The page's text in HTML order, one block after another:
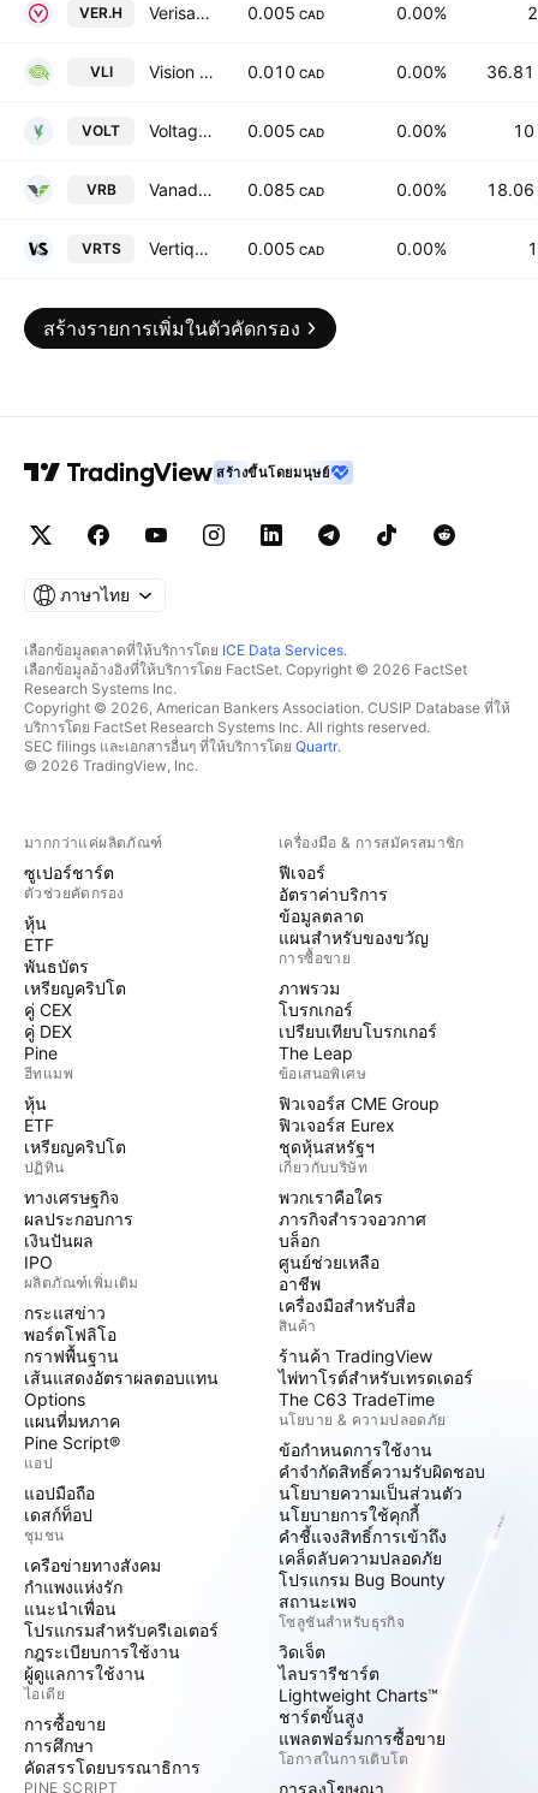
VER.H Verisante Technology, Inc. 0.005 CAD 0.00%
VLI Vision Lithium, Inc. 0.010 CAD 0.00% 36.81
VOLT Voltage Metals Corp 0.005 CAD 0.00% 10
VRB Vanadiumcorp Resource Inc 0.085 CAD 0.00% 18.06
VRTS Vertiqal Studios Corp 0.005 CAD 0.00%
สร้างรายการเพิ่มในตัวคัดกรอง
สร้างขึ้นโดยมนุษย์
ภาษาไทย
เลือกข้อมูลตลาดที่ให้บริการโดย ICE Data Services.
เลือกข้อมูลอ้างอิงที่ให้บริการโดย FactSet. Copyright © 2026 FactSet
Research Systems Inc.
Copyright © 2026, American Bankers Association. CUSIP Database ที่ให้
บริการโดย FactSet Research Systems Inc. All rights reserved.
SEC filings และเอกสารอื่นๆ ที่ให้บริการโดย Quartr.
© 2026 TradingView, Inc.
มากกว่าแค่ผลิตภัณฑ์
ซูเปอร์ชาร์ต
ตัวช่วยคัดกรอง
หุ้น
ETF
พันธบัตร
เหรียญคริปโต
คู่ CEX
คู่ DEX
Pine
ฮีทแมพ
หุ้น
ETF
เหรียญคริปโต
ปฏิทิน
ทางเศรษฐกิจ
ผลประกอบการ
เงินปันผล
IPO
ผลิตภัณฑ์เพิ่มเติม
กระแสข่าว
พอร์ตโฟลิโอ
กราฟพื้นฐาน
เส้นแสดงอัตราผลตอบแทน
Options
แผนที่มหภาค
Pine Script®
แอป
แอปมือถือ
เดสก์ท็อป
ชุมชน
เครือข่ายทางสังคม
กำแพงแห่งรัก
แนะนำเพื่อน
โปรแกรมสำหรับครีเอเตอร์
กฎระเบียบการใช้งาน
ผู้ดูแลการใช้งาน
ไอเดีย
การซื้อขาย
การศึกษา
คัดสรรโดยบรรณาธิการ
PINE SCRIPT
เครื่องมือ & การสมัครสมาชิก
ฟีเจอร์
อัตราค่าบริการ
ข้อมูลตลาด
แผนสำหรับของขวัญ
การซื้อขาย
ภาพรวม
โบรกเกอร์
เปรียบเทียบโบรกเกอร์
The Leap
ข้อเสนอพิเศษ
ฟิวเจอร์ส CME Group
ฟิวเจอร์ส Eurex
ชุดหุ้นสหรัฐฯ
เกี่ยวกับบริษัท
พวกเราคือใคร
ภารกิจสำรวจอวกาศ
บล็อก
ศูนย์ช่วยเหลือ
อาชีพ
เครื่องมือสำหรับสื่อ
สินค้า
ร้านค้า TradingView
ไพ่ทาโรต์สำหรับเทรดเดอร์
The C63 TradeTime
นโยบาย & ความปลอดภัย
ข้อกำหนดการใช้งาน
คำจำกัดสิทธิ์ความรับผิดชอบ
นโยบายความเป็นส่วนตัว
นโยบายการใช้คุกกี้
คำชี้แจงสิทธิ์การเข้าถึง
เคล็ดลับความปลอดภัย
โปรแกรม Bug Bounty
สถานะเพจ
โซลูชันสำหรับธุรกิจ
วิดเจ็ต
ไลบรารีชาร์ต
Lightweight Charts™
ชาร์ตขั้นสูง
แพลตฟอร์มการซื้อขาย
โอกาสในการเติบโต
การลงโฆษณา